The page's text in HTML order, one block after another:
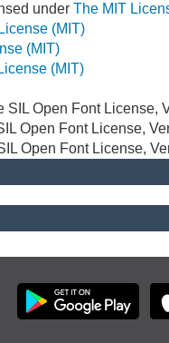
underThe MIT
(MIT)
(MIT)
(MIT)
Open Font License,
Open Font License,
Open Font License,